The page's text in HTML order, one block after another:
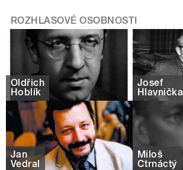
ROZHLASOVÉ OSOBNOSTI
Oldřich
Hoblík
Josef
Hlavnička
Jan
Vedral
Miloš
Čtrnáctý